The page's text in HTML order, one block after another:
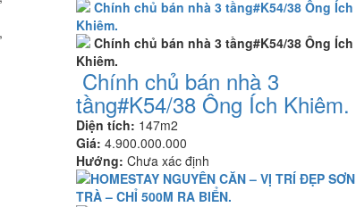
Chính chủ bán nhà 3
tầng#K54/38 Ông Ích Khiêm.
Diện tích: 147m2
Giá: 4.900.000.000
Hướng: Chưa xác định